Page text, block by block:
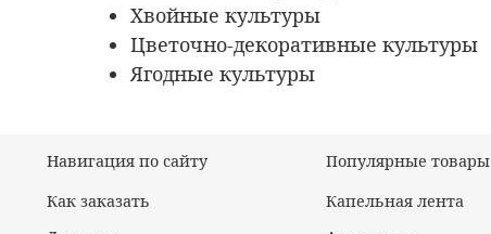
Хвойные культуры
Цветочно-декоративные культуры
Ягодные культуры
Навигация по сайту
Как заказать
Популярные товары
Капельная лента